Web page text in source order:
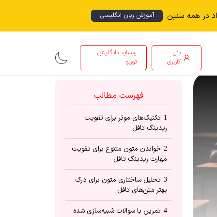
در همه سنین آموزش زبان انگلیسی
پنل
کاربری
وبسایت انگلیش
توربو
فهرست مطالب
1 تکنیک‌های موثر برای تقویت
ریدینگ تافل
2 خواندن متون متنوع برای تقویت
مهارت ریدینگ تافل
3 تحلیل ساختاری متون برای درک
بهتر متن‌های تافل
4 تمرین با سوالات شبیه‌سازی شده